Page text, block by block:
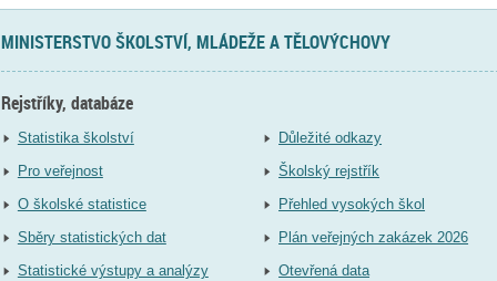
MINISTERSTVO ŠKOLSTVÍ, MLÁDEŽE A TĚLOVÝCHOVY
Rejstříky, databáze
Statistika školství
Pro veřejnost
O školské statistice
Sběry statistických dat
Statistické výstupy a analýzy
Důležité odkazy
Školský rejstřík
Přehled vysokých škol
Plán veřejných zakázek 2026
Otevřená data